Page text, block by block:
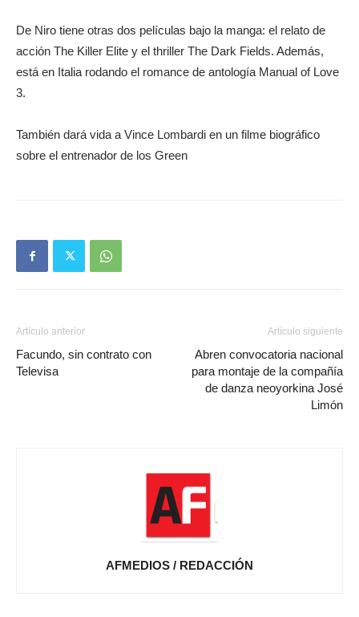
De Niro tiene otras dos películas bajo la manga: el relato de
acción The Killer Elite y el thriller The Dark Fields. Además,
está en Italia rodando el romance de antología Manual of Love
3.
También dará vida a Vince Lombardi en un filme biográfico
sobre el entrenador de los Green
Artículo anterior
Facundo, sin contrato con
Televisa
Artículo siguiente
Abren convocatoria nacional
para montaje de la compañía
de danza neoyorkina José
Limón
AFMEDIOS / REDACCIÓN